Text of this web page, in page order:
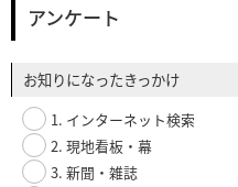
アンケート
お知りになったきっかけ
1. インターネット検索
2. 現地看板・幕
3. 新聞・雑誌